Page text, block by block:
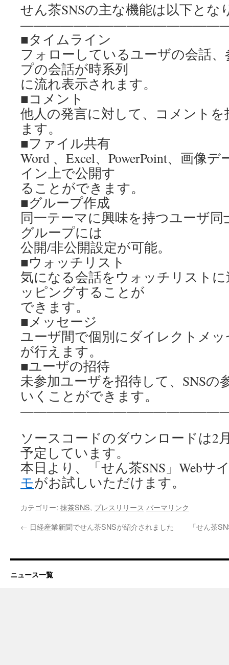
せん茶SNSの主な機能は以下とな
■タイムライン
フォローしているユーザの会話
プの会話が時系列
に流れ表示されます。
■コメント
他人の発言に対して、コメント
ます。
■ファイル共有
Word 、Excel、PowerPoint、画像
イン上で公開す
ることができます。
■グループ作成
同一テーマに興味を持つユーザ
グループには
公開/非公開設定が可能。
■ウォッチリスト
気になる会話をウォッチリスト
ッピングすることが
できます。
■メッセージ
ユーザ間で個別にダイレクトメ
が行えます。
■ユーザの招待
未参加ユーザを招待して、SNSの
いくことができます。
ソースコードのダウンロードは2
予定しています。
本日より、「せん茶SNS」Webサ
モがお試しいただけます。
カテゴリー: 抹茶SNS, プレスリリース パーマリンク
← 日経産業新聞でせん茶SNSが紹介されました 「せん茶
ニュース一覧